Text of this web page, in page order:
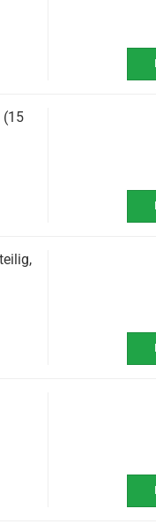
(15